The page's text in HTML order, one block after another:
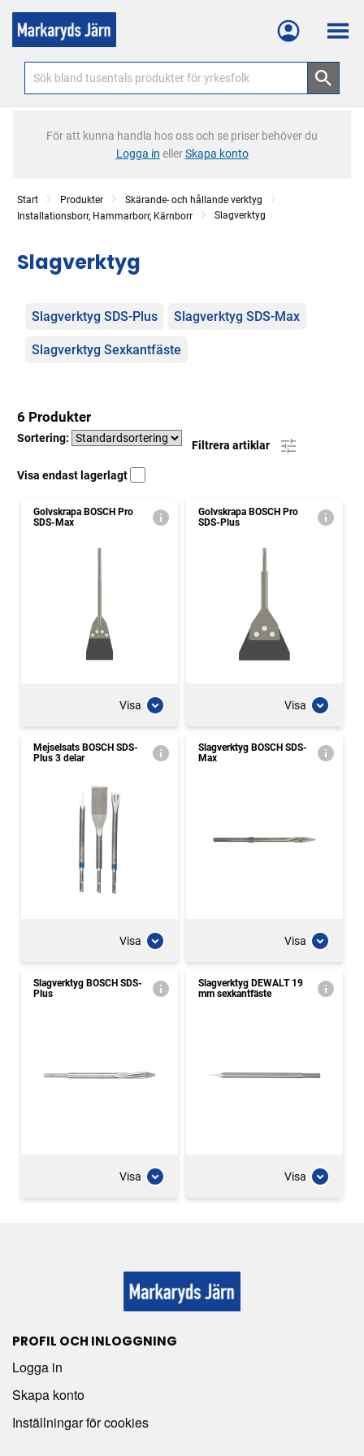
Meny
För att kunna handla hos oss och se priser behöver du
Logga in ellerSkapa konto
Start Produkter
Skärande- och hållande verktyg
Installationsborr, Hammarborr, Kärnborr
Slagverktyg
Slagverktyg
Kategorier
Slagverktyg SDS-Plus Slagverktyg SDS-Max
Slagverktyg Sexkantfäste
6 Produkter
Sortering:
Filtrera artiklar
Visa endast lagerlagt
Golvskrapa BOSCH Pro
SDS-Max
Visa
Golvskrapa BOSCH Pro
SDS-Plus
Visa
Mejselsats BOSCH SDS-
Plus 3 delar
Visa
Slagverktyg BOSCH SDS-
Max
Visa
Slagverktyg BOSCH SDS-
Plus
Visa
Slagverktyg DEWALT 19
mm sexkantfäste
Visa
PROFIL OCH INLOGGNING
Logga in
Skapa konto
Inställningar för cookies